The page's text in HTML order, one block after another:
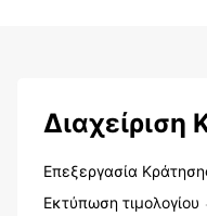
Διαχείριση
Επεξεργασία
Εκτύπωση τιμολογίου